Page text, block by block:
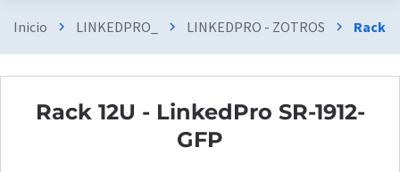
Inicio chevron_right LINKEDPRO_ chevron_right LINKEDPRO - ZOTROS chevron_right Rack
Rack 12U - LinkedPro SR-1912-
GFP